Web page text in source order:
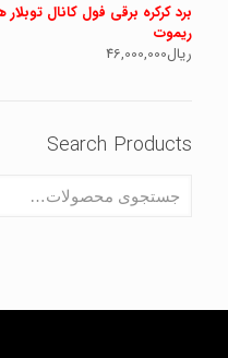
ریموت
ریال46,000,000
Search Products